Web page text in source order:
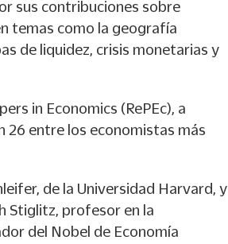
sus contribuciones sobre
temas como la geografía
de liquidez, crisis monetarias y
in Economics (RePEc), a
26 entre los economistas más
de la Universidad Harvard, y
Stiglitz, profesor en la
del Nobel de Economía